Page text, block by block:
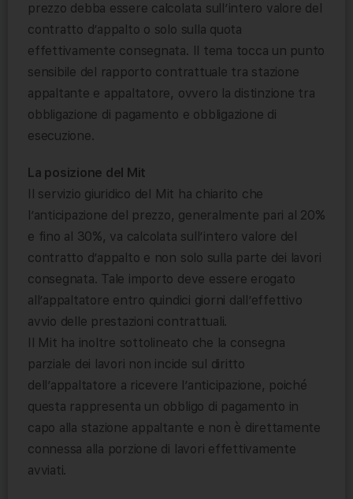
prezzo debba essere calcolata sull’intero valore del
contratto d’appalto o solo sulla quota
effettivamente consegnata. Il tema tocca un punto
sensibile del rapporto contrattuale tra stazione
appaltante e appaltatore, ovvero la distinzione tra
obbligazione di pagamento e obbligazione di
esecuzione.
La posizione del Mit
Il servizio giuridico del Mit ha chiarito che
l’anticipazione del prezzo, generalmente pari al 20%
e fino al 30%, va calcolata sull’intero valore del
contratto d’appalto e non solo sulla parte dei lavori
consegnata. Tale importo deve essere erogato
all’appaltatore entro quindici giorni dall’effettivo
avvio delle prestazioni contrattuali.
Il Mit ha inoltre sottolineato che la consegna
parziale dei lavori non incide sul diritto
dell’appaltatore a ricevere l’anticipazione, poiché
questa rappresenta un obbligo di pagamento in
capo alla stazione appaltante e non è direttamente
connessa alla porzione di lavori effettivamente
avviati.